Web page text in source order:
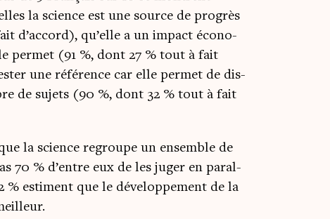
la science est une source de pro­grès
d’accord), qu’elle a un impact éco­no­
per­met (91 %, dont 27 % tout à fait
une réfé­rence car elle per­met de dis­
de sujets (90 %, dont 32 % tout à fait
la science regroupe un ensemble de
70 % d’entre eux de les juger en paral­
% estiment que le déve­lop­pe­ment de la